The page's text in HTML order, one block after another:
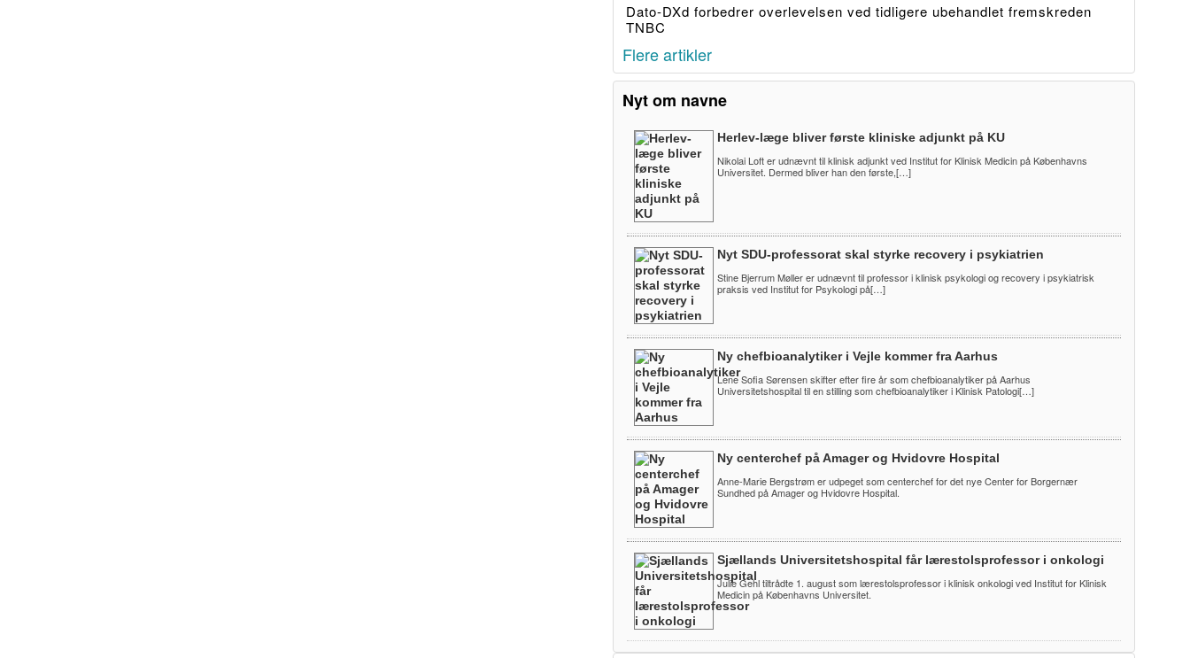
Dato-DXd forbedrer overlevelsen ved tidligere ubehandlet fremskreden
TNBC
Flere artikler
Nyt om navne
Herlev-læge bliver første kliniske adjunkt på KU
Nikolai Loft er udnævnt til klinisk adjunkt ved Institut for Klinisk Medicin på Københavns
Universitet. Dermed bliver han den første,[…]
Nyt SDU-professorat skal styrke recovery i psykiatrien
Stine Bjerrum Møller er udnævnt til professor i klinisk psykologi og recovery i psykiatrisk
praksis ved Institut for Psykologi på[…]
Ny chefbioanalytiker i Vejle kommer fra Aarhus
Lene Sofia Sørensen skifter efter fire år som chefbioanalytiker på Aarhus
Universitetshospital til en stilling som chefbioanalytiker i Klinisk Patologi[…]
Ny centerchef på Amager og Hvidovre Hospital
Anne-Marie Bergstrøm er udpeget som centerchef for det nye Center for Borgernær
Sundhed på Amager og Hvidovre Hospital.
Sjællands Universitetshospital får lærestolsprofessor i onkologi
Julie Gehl tiltrådte 1. august som lærestolsprofessor i klinisk onkologi ved Institut for Klinisk
Medicin på Københavns Universitet.